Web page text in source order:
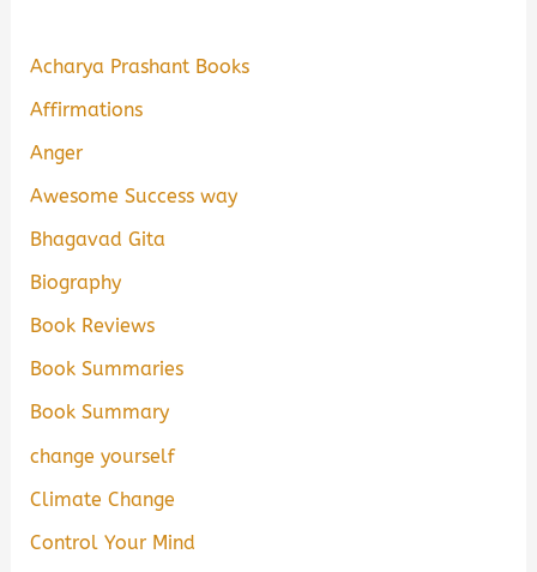
Acharya Prashant Books
Affirmations
Anger
Awesome Success way
Bhagavad Gita
Biography
Book Reviews
Book Summaries
Book Summary
change yourself
Climate Change
Control Your Mind